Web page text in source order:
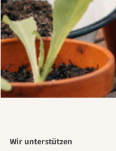
Wir unterstützen